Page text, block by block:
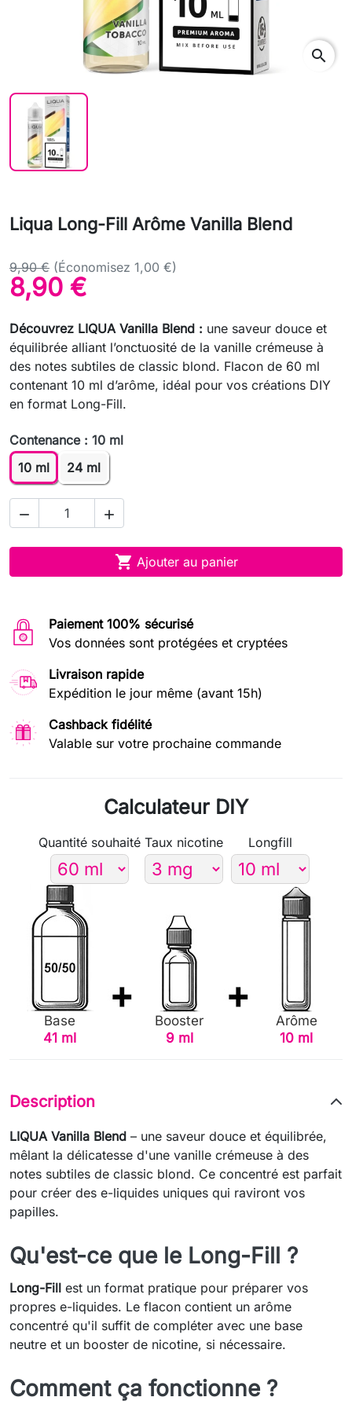
search
Liqua Long-Fill Arôme Vanilla Blend
9,90 € (Économisez 1,00 €)
8,90 €
Découvrez LIQUA Vanilla Blend : une saveur douce et
équilibrée alliant l’onctuosité de la vanille crémeuse à
des notes subtiles de classic blond. Flacon de 60 ml
contenant 10 ml d’arôme, idéal pour vos créations DIY
en format Long-Fill.
Contenance : 10 ml
10 ml
24 ml
 
 Ajouter au panier
Paiement 100% sécurisé
Vos données sont protégées et cryptées
Livraison rapide
Expédition le jour même (avant 15h)
Cashback fidélité
Valable sur votre prochaine commande
Calculateur DIY
Quantité souhaité Taux nicotine Longfill
Base
41 ml
Booster
9 ml
Arôme
10 ml
Description
LIQUA Vanilla Blend – une saveur douce et équilibrée,
mêlant la délicatesse d'une vanille crémeuse à des
notes subtiles de classic blond. Ce concentré est parfait
pour créer des e-liquides uniques qui raviront vos
papilles.
Qu'est-ce que le Long-Fill ?
Long-Fill est un format pratique pour préparer vos
propres e-liquides. Le flacon contient un arôme
concentré qu'il suffit de compléter avec une base
neutre et un booster de nicotine, si nécessaire.
Comment ça fonctionne ?